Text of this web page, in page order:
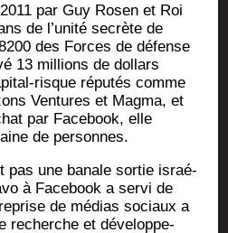
par Guy Rosen et Roi
de l’u­ni­té secrète de
des Forces de défense
13 mil­lions de dol­lars
risque répu­tés comme
Ven­tures et Mag­ma, et
par Face­book, elle
de personnes.
pas une banale sor­tie israé­
à Face­book a ser­vi de
de médias sociaux a
recherche et déve­lop­pe­